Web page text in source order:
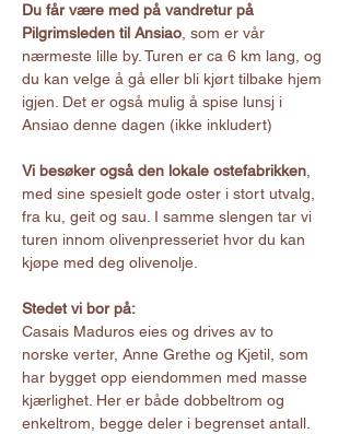
Du får være med på vandretur på
Pilgrimsleden til Ansiao , som er vår
nærmeste lille by. Turen er ca 6 km lang, og
du kan velge å gå eller bli kjørt tilbake hjem
igjen. Det er også mulig å spise lunsj i
Ansiao denne dagen (ikke inkludert)
Vi besøker også den lokale ostefabrikken
med sine spesielt gode oster i stort utvalg,
fra ku, geit og sau. I samme slengen tar vi
turen innom olivenpresseriet hvor du kan
kjøpe med deg olivenolje.
Stedet vi bor på:
Casais Maduros eies og drives av to
norske verter, Anne Grethe og Kjetil, som
har bygget opp eiendommen med masse
kjærlighet. Her er både dobbeltrom og
enkeltrom, begge deler i begrenset antall.